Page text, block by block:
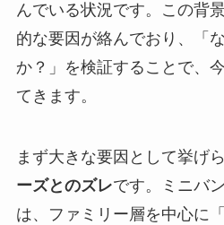
んでいる状況です。この背
的な要因が絡んでおり、「
か？」を検証することで、
てきます。
まず大きな要因として挙げ
ーズとのズレです。ミニバ
は、ファミリー層を中心に